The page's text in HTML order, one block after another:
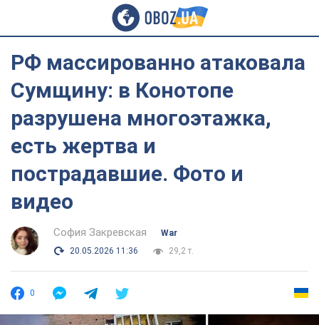
РФ массированно атаковала
Сумщину: в Конотопе
разрушена многоэтажка,
есть жертва и
пострадавшие. Фото и
видео
София Закревская
War
20.05.2026 11:36
29,2 т.
0